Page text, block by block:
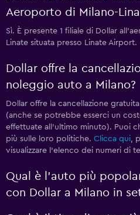
Aeroporto di Milano-
Sì. È presente 1 filiale di Dollar
Linate situata presso Linate Airport.
Dollar offre la
noleggio auto a Milano?
Dollar offre la cancellazione
(anche se potrebbe esserci un
effettuate all'ultimo minuto). Puoi
più sulle loro politiche. Clicca qui,
visualizzare l'elenco dei numeri di
Qual è l'auto più
con Dollar a Milano in